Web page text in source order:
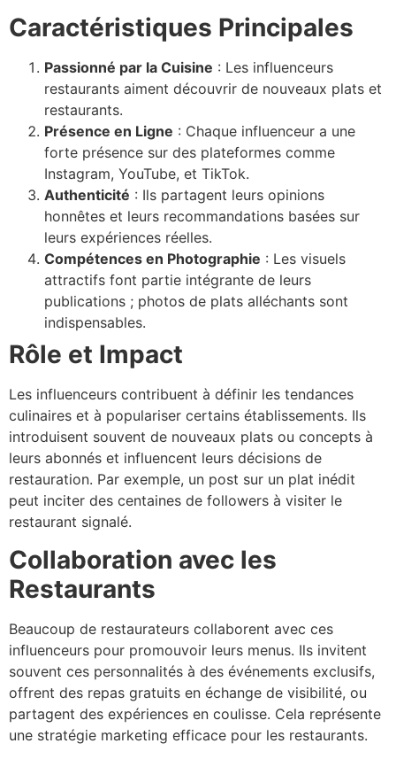
Caractéristiques Principales
Passionné par la Cuisine : Les influenceurs
restaurants aiment découvrir de nouveaux plats et
restaurants.
Présence en Ligne : Chaque influenceur a une
forte présence sur des plateformes comme
Instagram, YouTube, et TikTok.
Authenticité : Ils partagent leurs opinions
honnêtes et leurs recommandations basées sur
leurs expériences réelles.
Compétences en Photographie : Les visuels
attractifs font partie intégrante de leurs
publications ; photos de plats alléchants sont
indispensables.
Rôle et Impact
Les influenceurs contribuent à définir les tendances
culinaires et à populariser certains établissements. Ils
introduisent souvent de nouveaux plats ou concepts à
leurs abonnés et influencent leurs décisions de
restauration. Par exemple, un post sur un plat inédit
peut inciter des centaines de followers à visiter le
restaurant signalé.
Collaboration avec les
Restaurants
Beaucoup de restaurateurs collaborent avec ces
influenceurs pour promouvoir leurs menus. Ils invitent
souvent ces personnalités à des événements exclusifs,
offrent des repas gratuits en échange de visibilité, ou
partagent des expériences en coulisse. Cela représente
une stratégie marketing efficace pour les restaurants.